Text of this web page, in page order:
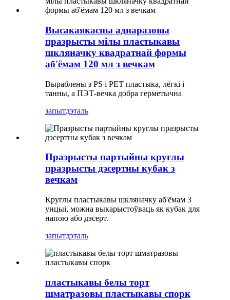
Высакаякасны аднаразовы
празрысты мілы пластыкавы
шкляначку квадратнай формы
аб'ёмам 120 мл з вечкам
Выраблены з PS і PET пластыка, лёгкі і
танны, а ПЭТ-вечка добра герметычна
запытдэталь
Празрысты партыйны круглы
празрысты дэсертны кубак з
вечкам
Круглы пластыкавы шкляначку аб'ёмам 3
унцыі, можна выкарыстоўваць як кубак для
напою або дэсерт.
запытдэталь
пластыкавы белы торт
шматразовы пластыкавы спорк